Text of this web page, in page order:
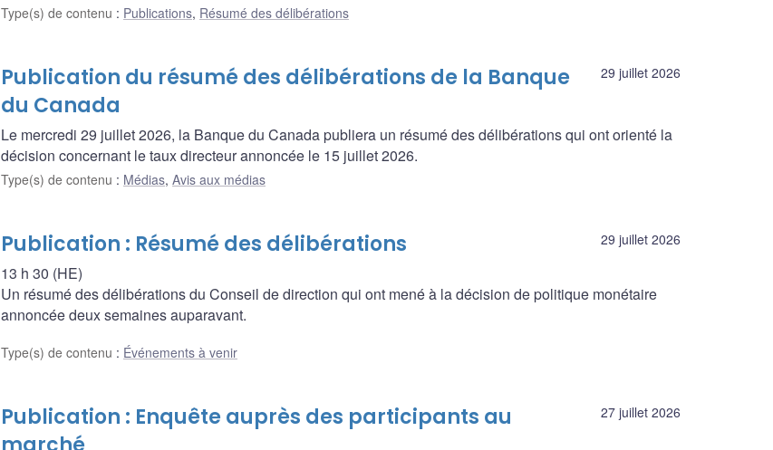
Type(s) de contenu : Publications, Résumé des délibérations
29 juillet 2026
Publication du résumé des délibérations de la Banque
du Canada
Le mercredi 29 juillet 2026, la Banque du Canada publiera un résumé des délibérations qui ont orienté la
décision concernant le taux directeur annoncée le 15 juillet 2026.
Type(s) de contenu : Médias, Avis aux médias
29 juillet 2026
Publication : Résumé des délibérations
13 h 30 (HE)
Un résumé des délibérations du Conseil de direction qui ont mené à la décision de politique monétaire
annoncée deux semaines auparavant.
Type(s) de contenu : Événements à venir
27 juillet 2026
Publication : Enquête auprès des participants au